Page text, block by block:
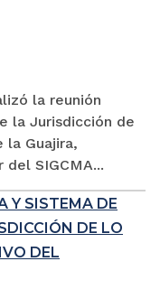
la reunión
la Jurisdicción de
la Guajira,
SIGCMA...
Y SISTEMA DE
DE LO
DEL